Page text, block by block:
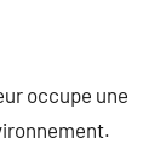
occupe une